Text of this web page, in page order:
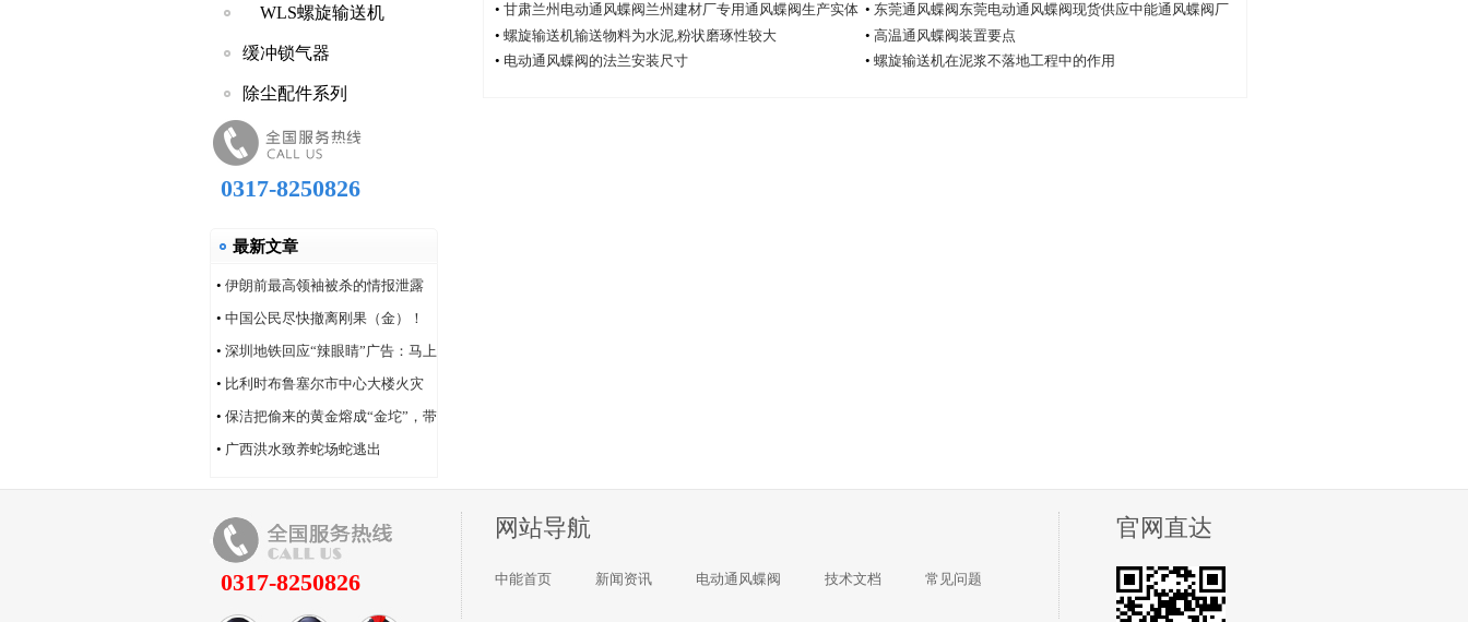
WLS螺旋输送机
缓冲锁气器
除尘配件系列
0317-8250826
最新文章
• 伊朗前最高领袖被杀的情报泄露
问题，“很可能仍然存在”
• 中国公民尽快撤离刚果（金）！
• 深圳地铁回应“辣眼睛”广告：马上
改！
• 比利时布鲁塞尔市中心大楼火灾
造成6人死亡
• 保洁把偷来的黄金熔成“金坨”，带
着家人连夜逃跑
• 广西洪水致养蛇场蛇逃出
• 甘肃兰州电动通风蝶阀兰州建材厂专用通风蝶阀生产实体
厂家中能电动通风蝶阀厂
• 东莞通风蝶阀东莞电动通风蝶阀现货供应中能通风蝶阀厂
• 螺旋输送机输送物料为水泥,粉状磨琢性较大 • 高温通风蝶阀装置要点
• 电动通风蝶阀的法兰安装尺寸 • 螺旋输送机在泥浆不落地工程中的作用
0317-8250826
网站导航
中能首页 新闻资讯 电动通风蝶阀 技术文档 常见问题
官网直达